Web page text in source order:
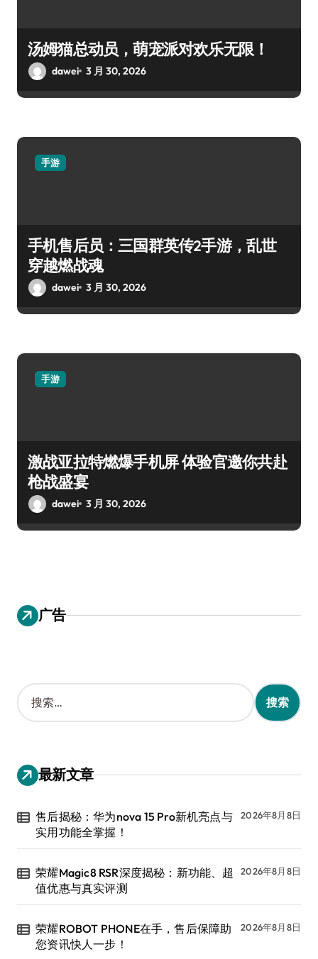
汤姆猫总动员，萌宠派对欢乐无限！
dawei 3 月 30, 2026
手游
手机售后员：三国群英传2手游，乱世
穿越燃战魂
dawei 3 月 30, 2026
手游
激战亚拉特燃爆手机屏 体验官邀你共赴
枪战盛宴
dawei 3 月 30, 2026
广告
搜
索
：
最新文章
售后揭秘：华为nova 15 Pro新机亮点与
实用功能全掌握！
2026年8月8日
荣耀Magic8 RSR深度揭秘：新功能、超
值优惠与真实评测
2026年8月8日
荣耀ROBOT PHONE在手，售后保障助
您资讯快人一步！
2026年8月8日